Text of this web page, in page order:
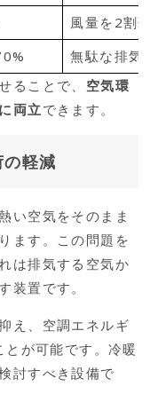
風量を2割落
無駄な排気
ることで、 空気環
両立できます。
軽減
い空気をそのまま
ます。この問題を
は排気する空気か
装置です。
え、空調エネルギ
とが可能です。冷暖
討すべき設備で